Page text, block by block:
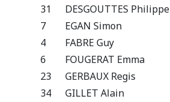
31
DESGOUTTES Philippe
7
EGAN Simon
4
FABRE Guy
6
FOUGERAT Emma
23
GERBAUX Regis
34
GILLET Alain